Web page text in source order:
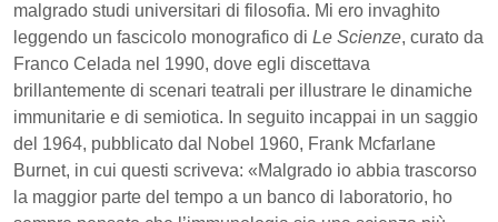
malgrado studi universitari di filosofia. Mi ero invaghito
leggendo un fascicolo monografico di Le Scienze, curato da
Franco Celada nel 1990, dove egli discettava
brillantemente di scenari teatrali per illustrare le dinamiche
immunitarie e di semiotica. In seguito incappai in un saggio
del 1964, pubblicato dal Nobel 1960, Frank Mcfarlane
Burnet, in cui questi scriveva: «Malgrado io abbia trascorso
la maggior parte del tempo a un banco di laboratorio, ho